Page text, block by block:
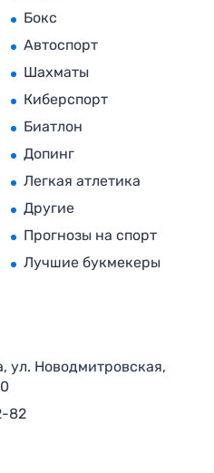
Бокс
Автоспорт
Шахматы
Киберспорт
Биатлон
Допинг
Легкая атлетика
Другие
Прогнозы на спорт
Лучшие букмекеры
ул. Новодмитровская,
82